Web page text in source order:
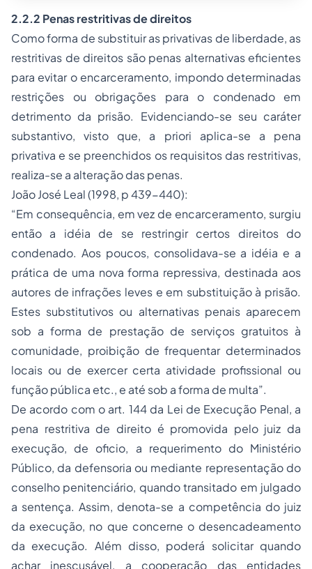
2.2.2 Penas restritivas de direitos
Como forma de substituir as privativas de liberdade, as
restritivas de direitos são penas alternativas eficientes
para evitar o encarceramento, impondo determinadas
restrições ou obrigações para o condenado em
detrimento da prisão. Evidenciando-se seu caráter
substantivo, visto que, a priori aplica-se a pena
privativa e se preenchidos os requisitos das restritivas,
realiza-se a alteração das penas.
João José Leal (1998, p 439-440):
“Em consequência, em vez de encarceramento, surgiu
então a idéia de se restringir certos direitos do
condenado. Aos poucos, consolidava-se a idéia e a
prática de uma nova forma repressiva, destinada aos
autores de infrações leves e em substituição à prisão.
Estes substitutivos ou alternativas penais aparecem
sob a forma de prestação de serviços gratuitos à
comunidade, proibição de frequentar determinados
locais ou de exercer certa atividade profissional ou
função pública etc., e até sob a forma de multa”.
De acordo com o art. 144 da Lei de Execução Penal, a
pena restritiva de direito é promovida pelo juiz da
execução, de oficio, a requerimento do Ministério
Público, da defensoria ou mediante representação do
conselho penitenciário, quando transitado em julgado
a sentença. Assim, denota-se a competência do juiz
da execução, no que concerne o desencadeamento
da execução. Além disso, poderá solicitar quando
achar inescusável, a cooperação das entidades